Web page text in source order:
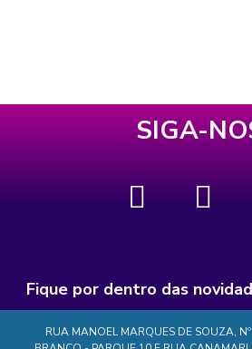
SIGA-
Fique por dentro das
RUA MANOEL MARQUES DE SOUZA,